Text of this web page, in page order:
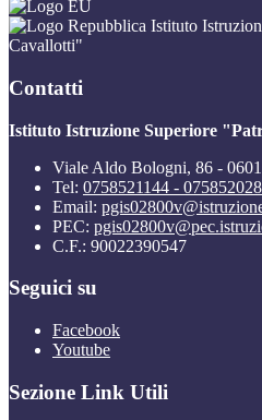
Istituto
Cavallotti"
Contatti
Istituto Istruzione Superiore
Viale Aldo Bologni, 86 -
Tel: 0758521144 -
Email:
PEC:
C.F.: 90022390547
Seguici su
Facebook
Youtube
Sezione Link Utili